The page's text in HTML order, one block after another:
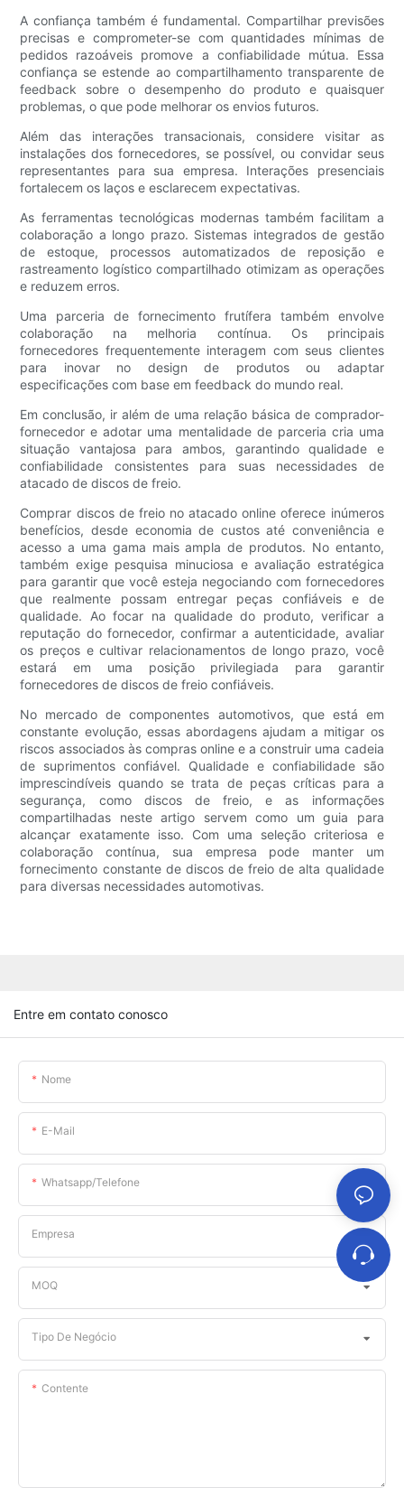
A confiança também é fundamental. Compartilhar previsões
precisas e comprometer-se com quantidades mínimas de
pedidos razoáveis ​​promove a confiabilidade mútua. Essa
confiança se estende ao compartilhamento transparente de
feedback sobre o desempenho do produto e quaisquer
problemas, o que pode melhorar os envios futuros.
Além das interações transacionais, considere visitar as
instalações dos fornecedores, se possível, ou convidar seus
representantes para sua empresa. Interações presenciais
fortalecem os laços e esclarecem expectativas.
As ferramentas tecnológicas modernas também facilitam a
colaboração a longo prazo. Sistemas integrados de gestão
de estoque, processos automatizados de reposição e
rastreamento logístico compartilhado otimizam as operações
e reduzem erros.
Uma parceria de fornecimento frutífera também envolve
colaboração na melhoria contínua. Os principais
fornecedores frequentemente interagem com seus clientes
para inovar no design de produtos ou adaptar
especificações com base em feedback do mundo real.
Em conclusão, ir além de uma relação básica de comprador-
fornecedor e adotar uma mentalidade de parceria cria uma
situação vantajosa para ambos, garantindo qualidade e
confiabilidade consistentes para suas necessidades de
atacado de discos de freio.
Comprar discos de freio no atacado online oferece inúmeros
benefícios, desde economia de custos até conveniência e
acesso a uma gama mais ampla de produtos. No entanto,
também exige pesquisa minuciosa e avaliação estratégica
para garantir que você esteja negociando com fornecedores
que realmente possam entregar peças confiáveis ​​e de
qualidade. Ao focar na qualidade do produto, verificar a
reputação do fornecedor, confirmar a autenticidade, avaliar
os preços e cultivar relacionamentos de longo prazo, você
estará em uma posição privilegiada para garantir
fornecedores de discos de freio confiáveis.
No mercado de componentes automotivos, que está em
constante evolução, essas abordagens ajudam a mitigar os
riscos associados às compras online e a construir uma cadeia
de suprimentos confiável. Qualidade e confiabilidade são
imprescindíveis quando se trata de peças críticas para a
segurança, como discos de freio, e as informações
compartilhadas neste artigo servem como um guia para
alcançar exatamente isso. Com uma seleção criteriosa e
colaboração contínua, sua empresa pode manter um
fornecimento constante de discos de freio de alta qualidade
para diversas necessidades automotivas.
Entre em contato conosco
Nome
E-Mail
Whatsapp/telefone
Empresa
MOQ
Tipo De Negócio
Contente